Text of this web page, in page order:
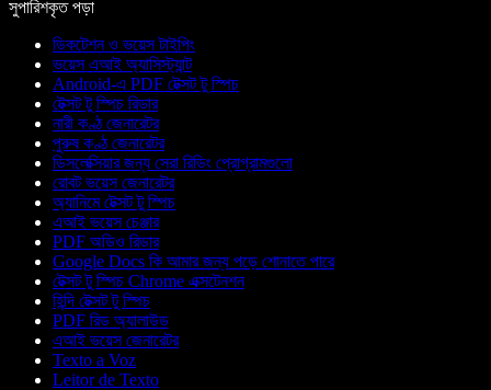
সুপারিশকৃত পড়া
ডিকটেশন ও ভয়েস টাইপিং
ভয়েস এআই অ্যাসিস্ট্যান্ট
Android-এ PDF টেক্সট টু স্পিচ
টেক্সট টু স্পিচ রিডার
নারী কণ্ঠ জেনারেটর
পুরুষ কণ্ঠ জেনারেটর
ডিসলেক্সিয়ার জন্য সেরা রিডিং প্রোগ্রামগুলো
রোবট ভয়েস জেনারেটর
অ্যানিমে টেক্সট টু স্পিচ
এআই ভয়েস চেঞ্জার
PDF অডিও রিডার
Google Docs কি আমার জন্য পড়ে শোনাতে পারে
টেক্সট টু স্পিচ Chrome এক্সটেনশন
হিন্দি টেক্সট টু স্পিচ
PDF রিড অ্যালাউড
এআই ভয়েস জেনারেটর
Texto a Voz
Leitor de Texto